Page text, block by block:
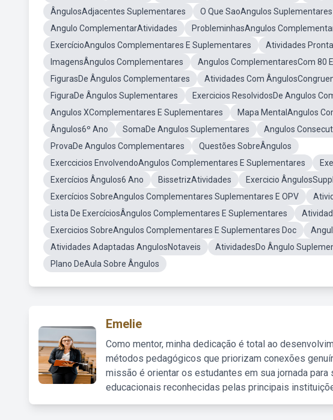
ÂngulosAdjacentes Suplementares
O Que SaoAngulos Suplementares
Angulo ComplementarAtividades
ProbleminhasAngulos
ExercícioAngulos Complementares E Suplementares
Atividades
ImagensÂngulos Complementares
Angulos ComplementaresCom 80
FigurasDe Ângulos Complementares
Atividades Com
FiguraDe Ângulos Suplementares
Exercicios ResolvidosDe Angulos
Angulos XComplementares E Suplementares
Mapa MentalAngulos
Ângulos6º Ano
SomaDe Angulos Suplementares
Angulos
ProvaDe Angulos Complementares
Questões SobreÂngulos
Exerccicios EnvolvendoAngulos Complementares E Suplementares
Exercícios Ângulos6 Ano
BissetrizAtividades
Exercicio
Exercícios SobreAngulos Complementares Suplementares E OPV
Lista De ExercíciosÂngulos Complementares E Suplementares
Exercicios SobreAngulos Complementares E Suplementares Doc
Atividades Adaptadas AngulosNotaveis
AtividadesDo Ângulo
Plano DeAula Sobre Ângulos
Emelie
Como mentor, minha dedicação é total ao
métodos pedagógicos que priorizam conexões
missão é orientar os estudantes em sua jornada
educacionais reconhecidas pelas principais